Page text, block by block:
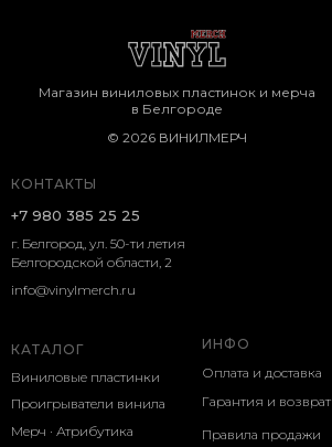
КОНТАКТЫ
г. Белгород, ул. 50-ти летия
Белгородской области, 2
КАТАЛОГ
Виниловые пластинки
ИНФО
Оплата и доставка
+7 980 385 25 25
Магазин виниловых пластинок и мерча
в Белгороде
Проигрыватели винила
Мерч · Атрибутика
Гарантия и возврат
Правила продажи
© 2026 ВИНИЛМЕРЧ
info@vinylmerch.ru